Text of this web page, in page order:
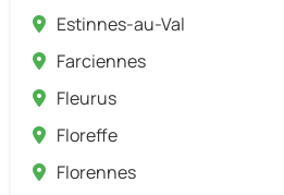
Estinnes-au-Val
Farciennes
Fleurus
Floreffe
Florennes